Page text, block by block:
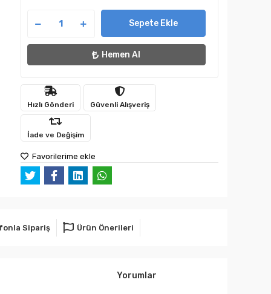
Sepete Ekle
Hemen Al
Hızlı Gönderi Güvenli Alışveriş
İade ve Değişim
Favorilerime ekle
Sipariş Ürün Önerileri
Yorumlar